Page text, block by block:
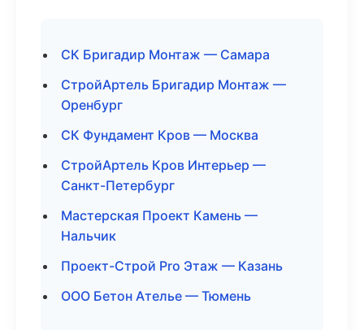
СК Бригадир Монтаж — Самара
СтройАртель Бригадир Монтаж —
Оренбург
СК Фундамент Кров — Москва
СтройАртель Кров Интерьер —
Санкт-Петербург
Мастерская Проект Камень —
Нальчик
Проект-Строй Pro Этаж — Казань
ООО Бетон Ателье — Тюмень